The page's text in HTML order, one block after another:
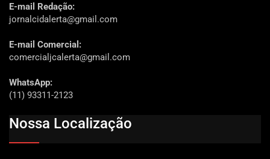
E-mail Redação:
jornalcidalerta@gmail.com
E-mail Comercial:
comercialjcalerta@gmail.com
WhatsApp:
(11) 93311-2123
Nossa Localização